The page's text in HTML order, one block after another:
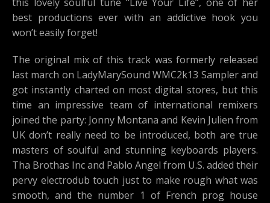
best productions ever with an addictive hook you
won’t easily forget!
The original mix of this track was formerly released
last march on LadyMarySound WMC2k13 Sampler and
got instantly charted on most digital stores, but this
time an impressive team of international remixers
joined the party: Jonny Montana and Kevin Julien from
UK don’t really need to be introduced, both are true
masters of soulful and stunning keyboards players.
Tha Brothas Inc and Pablo Angel from U.S. added their
pervy electrodub touch just to make rough what was
smooth, and the number 1 of French prog house